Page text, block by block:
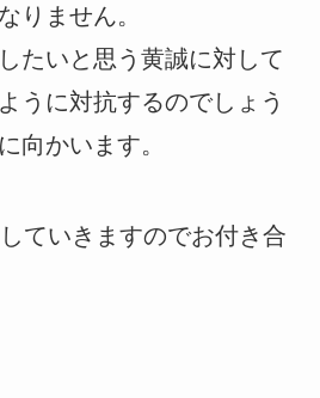
りません。
たいと思う黄誠に対して
うに対抗するのでしょう
向かいます。
ていきますのでお付き合